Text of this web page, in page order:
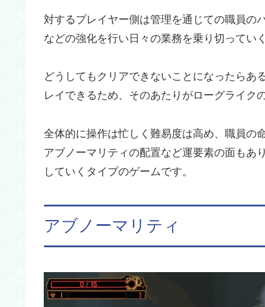
対するプレイヤー側は管理を通じての職員の
などの強化を行い日々の業務を乗り切ってい
どうしてもクリアできないことになったらあ
レイできるため、そのあたりがローグライク
全体的に操作は忙しく難易度は高め、職員の
アブノーマリティの配置など運要素の面もあ
していくタイプのゲームです。
アブノーマリティ